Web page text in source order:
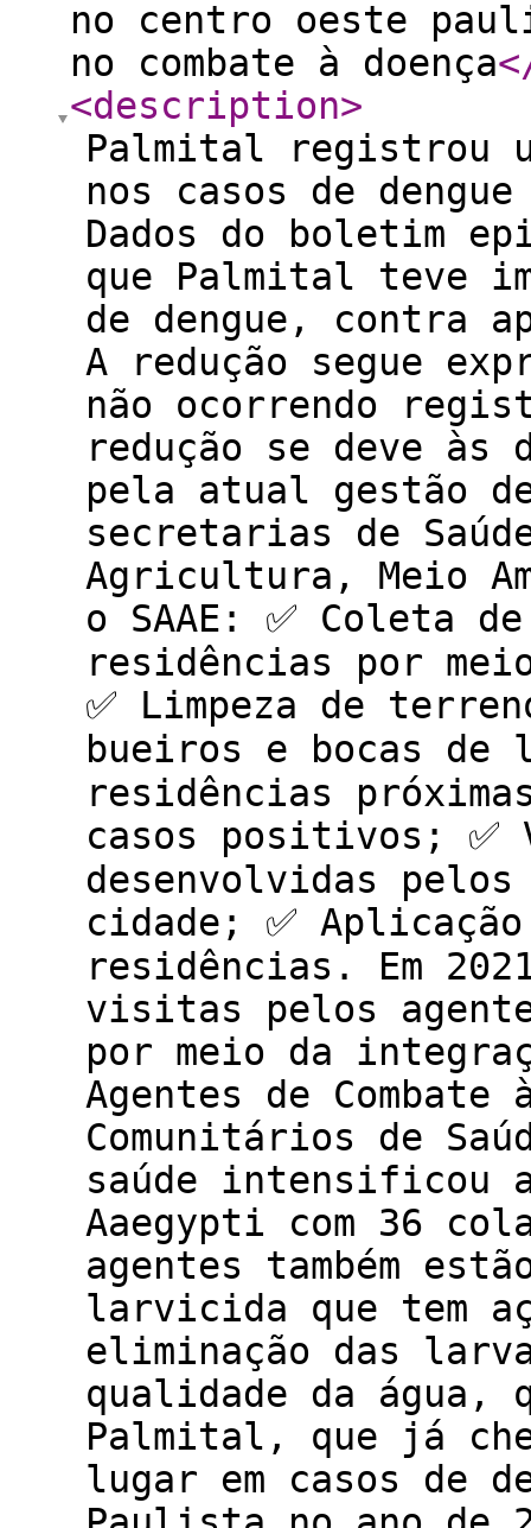
no centro oeste
no combate à doença
<description>
Palmital registrou
nos casos de
Dados do boletim
que Palmital teve
de dengue, contra
A redução segue
não ocorrendo
redução se deve às
pela atual gestão
secretarias de
Agricultura, Meio
o SAAE: ✅ Coleta
residências por
✅ Limpeza de
bueiros e bocas de
residências
casos positivos; ✅
desenvolvidas
cidade; ✅
residências. Em
visitas pelos
por meio da
Agentes de Combate
Comunitários de
saúde intensificou
Aaegypti com 36
agentes também
larvicida que tem
eliminação das
qualidade da água,
Palmital, que já
lugar em casos de